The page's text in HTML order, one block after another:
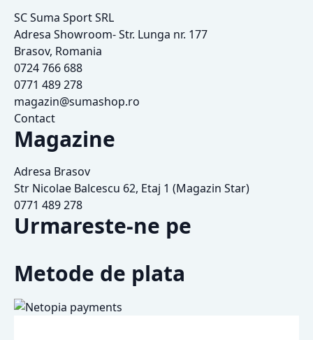
SC Suma Sport SRL
Adresa Showroom- Str. Lunga nr. 177
Brasov, Romania
0724 766 688
0771 489 278
magazin@sumashop.ro
Contact
Magazine
Adresa Brasov
Str Nicolae Balcescu 62, Etaj 1 (Magazin Star)
0771 489 278
Urmareste-ne pe
Metode de plata